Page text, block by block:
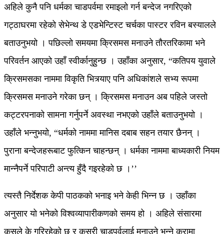
अहिले कुनै पनि धर्मका चाडपर्वमा रमाइलो गर्न बन्देज नगरिएको
गट्ठाघरमा रहेको सेभेन्थ डे एडभेन्टिस्ट चर्चका पास्टर रविन बस्यालले
बताउनुभयो । पछिल्लो समयमा क्रिसमस मनाउने तौरतरिकामा भने
परिवर्तन आएको उहाँ स्वीर्कानुहुन्छ । उहाँका अनुसार, “कतिपय युवाले
क्रिसमसका नाममा विकृति भित्र्याए पनि अधिकांशले सभ्य रूपमा
क्रिसमस मनाउने गरेका छन् । क्रिसमस मनाउन अब पहिले जस्तो
कट्टरपनाको सामना गर्नुपर्ने अवस्था नभएको उहाँले बताउनुभयो ।
उहाँले भन्नुभयो, “धर्मको नाममा मानिस दबाब सहन तयार छैनन् ।
पुराना बन्देजहरूबाट फुत्किन चाहन्छन् । धर्मका नाममा बाध्यकारी नियम
मान्नैपर्ने परिपाटी अन्त्य हुँदै गइरहेको छ ।’’
त्यस्तै निर्देशक केपी पाठकको भनाइ भने केही भिन्न छ । उहाँका
अनुसार यो भनेको विश्वव्यापारीकणको समय हो । अहिले संसारमा
कसले के गरिरहेको छ र कसरी चाडपर्वलाई मनाउने भन्ने कुरामा